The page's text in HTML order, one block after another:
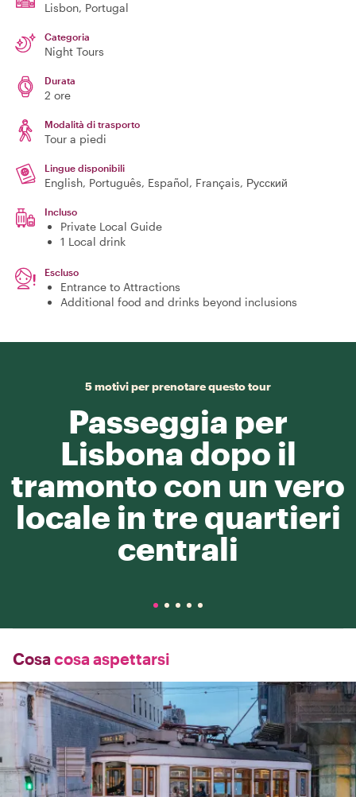
Lisbon, Portugal
Categoria
Night Tours
Durata
2 ore
Modalità di trasporto
Tour a piedi
Lingue disponibili
English, Português, Español, Français, Русский
Incluso
Private Local Guide
1 Local drink
Escluso
Entrance to Attractions
Additional food and drinks beyond inclusions
5 motivi per prenotare questo tour
Passeggia per
Lisbona dopo il
tramonto con un vero
locale in tre quartieri
centrali
Cosa cosa aspettarsi